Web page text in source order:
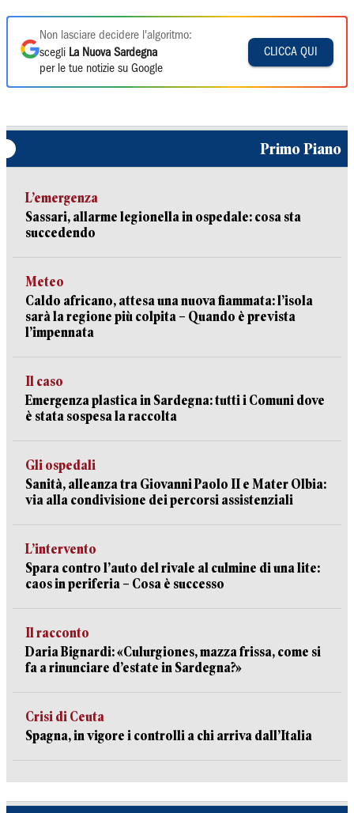
Non lasciare decidere l'algoritmo:
scegli La Nuova Sardegna
per le tue notizie su Google
CLICCA QUI
Primo Piano
L’emergenza
Sassari, allarme legionella in ospedale: cosa sta
succedendo
Meteo
Caldo africano, attesa una nuova fiammata: l’isola
sarà la regione più colpita – Quando è prevista
l’impennata
Il caso
Emergenza plastica in Sardegna: tutti i Comuni dove
è stata sospesa la raccolta
Gli ospedali
Sanità, alleanza tra Giovanni Paolo II e Mater Olbia:
via alla condivisione dei percorsi assistenziali
L’intervento
Spara contro l’auto del rivale al culmine di una lite:
caos in periferia – Cosa è successo
Il racconto
Daria Bignardi: «Culurgiones, mazza frissa, come si
fa a rinunciare d’estate in Sardegna?»
Crisi di Ceuta
Spagna, in vigore i controlli a chi arriva dall’Italia